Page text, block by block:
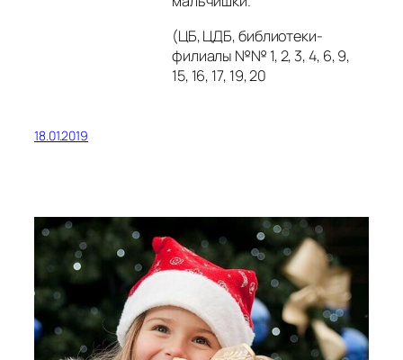
(ЦБ, ЦДБ, библиотеки-
филиалы №№ 1, 2, 3, 4, 6, 9,
15, 16, 17, 19, 20
18.01.2019